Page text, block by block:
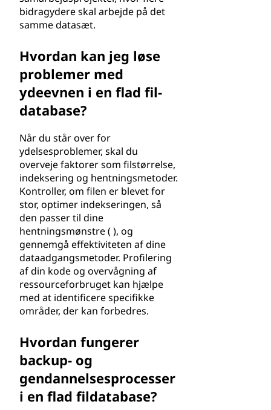
bidragydere skal arbejde på det
samme datasæt.
Hvordan kan jeg løse
problemer med
ydeevnen i en flad fil-
database?
Når du står over for
ydelsesproblemer, skal du
overveje faktorer som filstørrelse,
indeksering og hentningsmetoder.
Kontroller, om filen er blevet for
stor, optimer indekseringen, så
den passer til dine
hentningsmønstre ( ), og
gennemgå effektiviteten af dine
dataadgangsmetoder. Profilering
af din kode og overvågning af
ressourceforbruget kan hjælpe
med at identificere specifikke
områder, der kan forbedres.
Hvordan fungerer
backup- og
gendannelsesprocesser
i en flad fildatabase?